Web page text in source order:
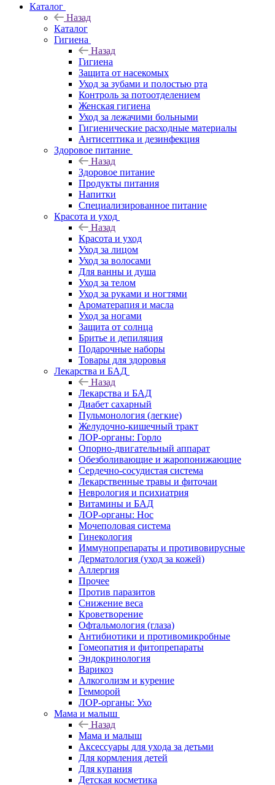
Каталог
Назад
Каталог
Гигиена
Назад
Гигиена
Защита от насекомых
Уход за зубами и полостью рта
Контроль за потоотделением
Женская гигиена
Уход за лежачими больными
Гигиенические расходные материалы
Антисептика и дезинфекция
Здоровое питание
Назад
Здоровое питание
Продукты питания
Напитки
Специализированное питание
Красота и уход
Назад
Красота и уход
Уход за лицом
Уход за волосами
Для ванны и душа
Уход за телом
Уход за руками и ногтями
Ароматерапия и масла
Уход за ногами
Защита от солнца
Бритье и депиляция
Подарочные наборы
Товары для здоровья
Лекарства и БАД
Назад
Лекарства и БАД
Диабет сахарный
Пульмонология (легкие)
Желудочно-кишечный тракт
ЛОР-органы: Горло
Опорно-двигательный аппарат
Обезболивающие и жаропонижающие
Сердечно-сосудистая система
Лекарственные травы и фиточаи
Неврология и психиатрия
Витамины и БАД
ЛОР-органы: Нос
Мочеполовая система
Гинекология
Иммунопрепараты и противовирусные
Дерматология (уход за кожей)
Аллергия
Прочее
Против паразитов
Снижение веса
Кроветворение
Офтальмология (глаза)
Антибиотики и противомикробные
Гомеопатия и фитопрепараты
Эндокринология
Варикоз
Алкоголизм и курение
Гемморой
ЛОР-органы: Ухо
Мама и малыш
Назад
Мама и малыш
Аксессуары для ухода за детьми
Для кормления детей
Для купания
Детская косметика